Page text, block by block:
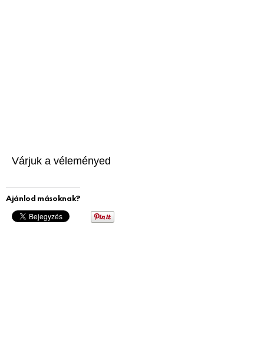
Várjuk a véleményed
Ajánlod másoknak?